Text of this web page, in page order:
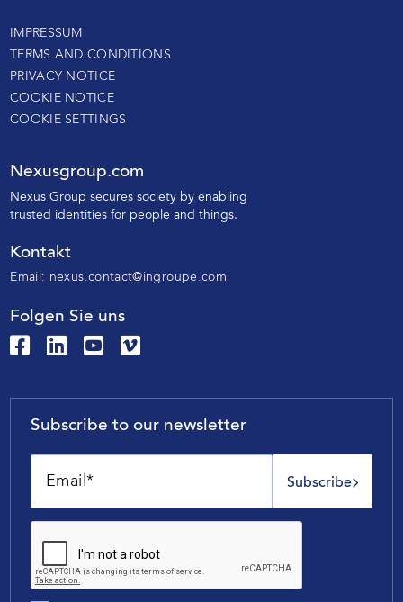
IMPRESSUM
TERMS AND CONDITIONS
PRIVACY NOTICE
COOKIE NOTICE
COOKIE SETTINGS
Nexusgroup.com
Nexus Group secures society by enabling
trusted identitiesfor people and things.
Kontakt
Email: nexus.contact@ingroupe.com
Folgen Sie uns
Subscribe to our newsletter
Subscribe